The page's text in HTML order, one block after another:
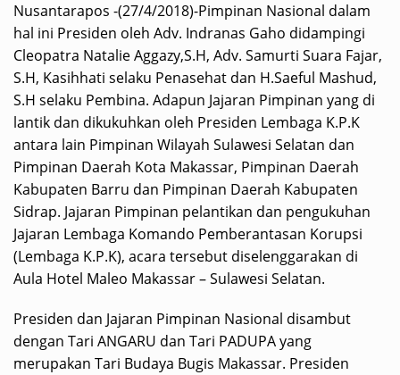
Nusantarapos -(27/4/2018)-Pimpinan Nasional dalam
hal ini Presiden oleh Adv. Indranas Gaho didampingi
Cleopatra Natalie Aggazy,S.H, Adv. Samurti Suara Fajar,
S.H, Kasihhati selaku Penasehat dan H.Saeful Mashud,
S.H selaku Pembina. Adapun Jajaran Pimpinan yang di
lantik dan dikukuhkan oleh Presiden Lembaga K.P.K
antara lain Pimpinan Wilayah Sulawesi Selatan dan
Pimpinan Daerah Kota Makassar, Pimpinan Daerah
Kabupaten Barru dan Pimpinan Daerah Kabupaten
Sidrap. Jajaran Pimpinan pelantikan dan pengukuhan
Jajaran Lembaga Komando Pemberantasan Korupsi
(Lembaga K.P.K), acara tersebut diselenggarakan di
Aula Hotel Maleo Makassar – Sulawesi Selatan.
Presiden dan Jajaran Pimpinan Nasional disambut
dengan Tari ANGARU dan Tari PADUPA yang
merupakan Tari Budaya Bugis Makassar. Presiden